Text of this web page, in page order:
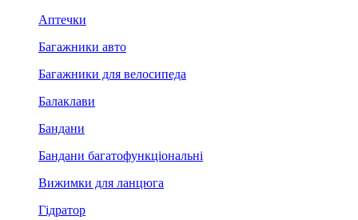
Аптечки
Багажники авто
Багажники для велосипеда
Балаклави
Бандани
Бандани багатофункціональні
Вижимки для ланцюга
Гідратор